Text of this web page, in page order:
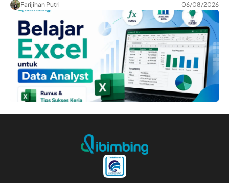
Farijihan Putri
06/08/2026